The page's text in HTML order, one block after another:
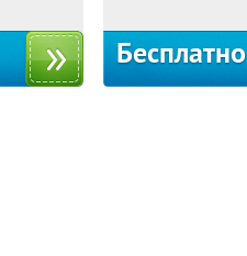
Бесплатно